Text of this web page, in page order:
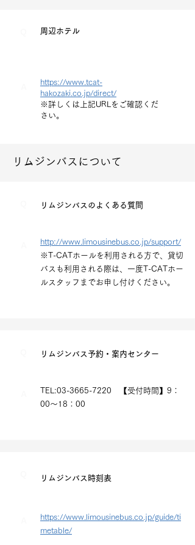
周辺ホテル
https://www.tcat-
hakozaki.co.jp/direct/
※詳しくは上記URLをご確認くだ
さい。
リムジンバスについて
リムジンバスのよくある質問
http://www.limousinebus.co.jp/support/
※T-CATホールを利用される方で、貸切
バスも利用される際は、一度T-CATホー
ルスタッフまでお申し付けください。
リムジンバス予約・案内センター
TEL:03-3665-7220​
【受付時間】9：
00～18：00
リムジンバス時刻表
https://www.limousinebus.co.jp/guide/ti
metable/